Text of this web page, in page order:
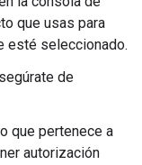
que usas para
esté seleccionado.
de
que pertenece a
autorización